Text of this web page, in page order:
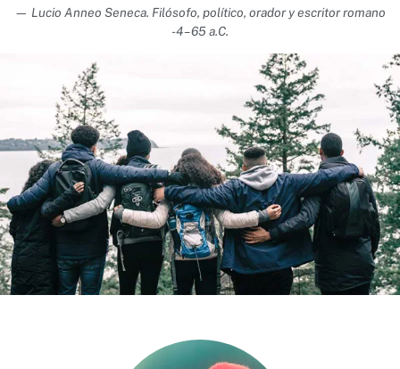
— Lucio Anneo Seneca. Filósofo, político, orador y escritor romano
-4 – 65 a.C.